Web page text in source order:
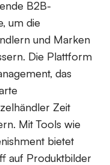
B2B-
um die
und Marken
Die Plattform
das
Zeit
Mit Tools wie
bietet
auf Produktbilder